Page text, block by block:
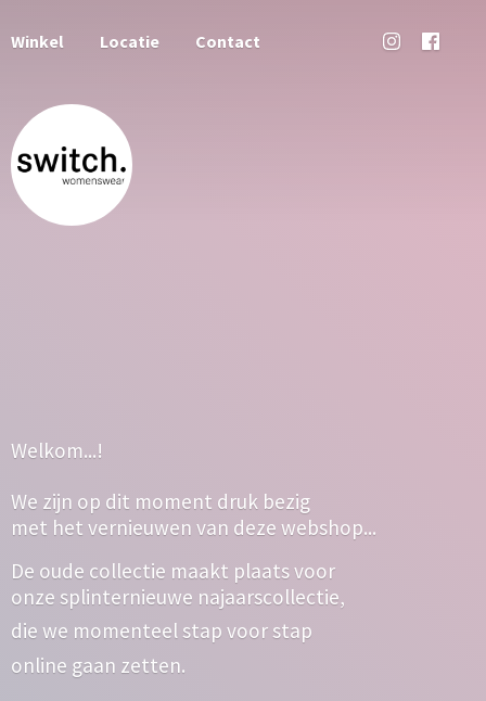
Winkel Locatie Contact
Welkom...!
We zijn op dit moment druk bezig
met het vernieuwen van deze webshop...
De oude collectie maakt plaats voor
onze splinternieuwe najaarscollectie,
die we momenteel stap voor stap
online gaan zetten.